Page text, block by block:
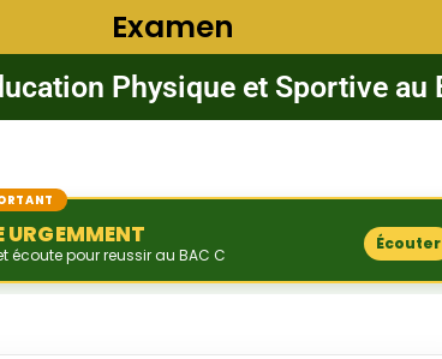
Examen
Physique et Sportive au
URGEMMENT
écoute pour reussir au BAC C
Écouter